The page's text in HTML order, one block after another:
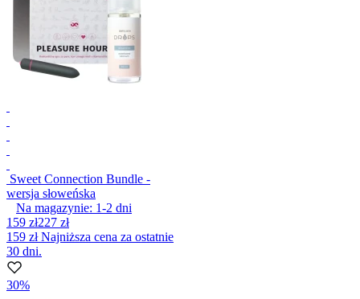
Sweet Connection Bundle -
wersja słoweńska
Na magazynie: 1-2 dni
159 zł227 zł
159 złNajniższa cena za ostatnie
30 dni.
30%